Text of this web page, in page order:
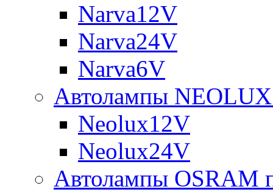
Narva12V
Narva24V
Narva6V
Автолампы
Neolux12V
Neolux24V
Автолампы OSRAM